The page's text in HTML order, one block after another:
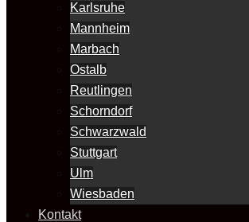
Karlsruhe
Mannheim
Marbach
Ostalb
Reutlingen
Schorndorf
Schwarzwald
Stuttgart
Ulm
Wiesbaden
Kontakt